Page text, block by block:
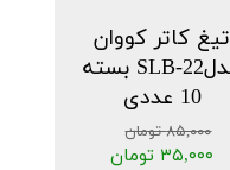
تیغ کاتر کووان
مدلSLB-22 بسته
10 عددی
۸۵,۰۰۰ تومان
۳۵,۰۰۰ تومان